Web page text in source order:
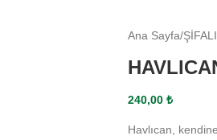
Ana Sayfa/
240,00 ₺
Havlıcan,